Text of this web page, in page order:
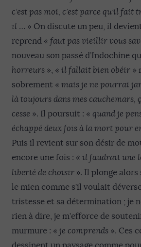
c’est pas moi, c’est parce qu’il
il … » On discute un peu, il
reprend« faut pas vieillir vous
nouveau son passé d’Indochine
horreurs », « il fallait bien obéir »
sobrement « mais je ne pourrai
là toujours dans mes cauchemars,
cesse ». Il poursuit : « quand je
échappé deux fois à la mort pour
Puis il revient sur son désir de
encore une fois : « il faudrait une
liberté de choisir ». Il plonge alors
le mien comme s’il voulait
tristesse et sa détermination ; je
rien à dire, je m’efforce de
murmure : « je comprends ». Ces